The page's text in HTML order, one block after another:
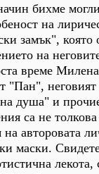
бихме
на
замък", която
на
време
"Пан",
душа" и
са не
авторовата
маски.